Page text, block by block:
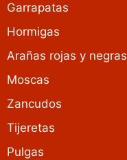
Garrapatas
Hormigas
Arañas rojas y negras
Moscas
Zancudos
Tijeretas
Pulgas